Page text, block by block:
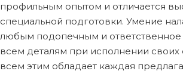
профильным опытом и отличается
специальной подготовки. Умение
любым подопечным и
всем деталям при исполнении своих
всем этим обладает каждая